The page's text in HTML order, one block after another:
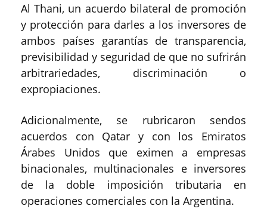
Al Thani, un acuerdo bilateral de promoción
y protección para darles a los inversores de
ambos países garantías de transparencia,
previsibilidad y seguridad de que no sufrirán
arbitrariedades, discriminación o
expropiaciones.
Adicionalmente, se rubricaron sendos
acuerdos con Qatar y con los Emiratos
Árabes Unidos que eximen a empresas
binacionales, multinacionales e inversores
de la doble imposición tributaria en
operaciones comerciales con la Argentina.